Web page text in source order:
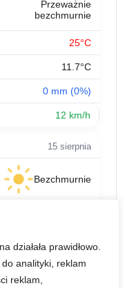
działała prawidłowo.
analityki, reklam
reklam,
Przeważnie
bezchmurnie
25°C
11.7°C
0 mm (0%)
12 km/h
15 sierpnia
Bezchmurnie
0 mm (0%)